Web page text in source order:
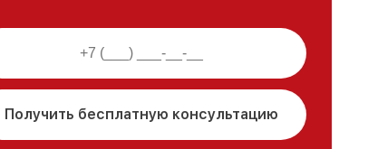
Получить бесплатную консультацию